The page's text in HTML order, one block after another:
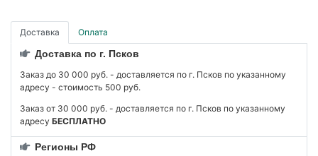
Доставка Оплата
Доставка по г. Псков
Заказ до 30 000 руб. - доставляется по г. Псков по указанному
адресу - стоимость 500 руб.
Заказ от 30 000 руб. - доставляется по г. Псков по указанному
адресу БЕСПЛАТНО
Регионы РФ